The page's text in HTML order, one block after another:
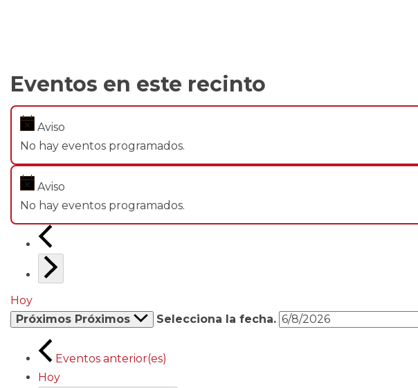
Eventos en este recinto
Aviso
No hay eventos programados.
Aviso
No hay eventos programados.
Hoy
Próximos Próximos Selecciona la fecha.
Eventos anterior(es)
Hoy